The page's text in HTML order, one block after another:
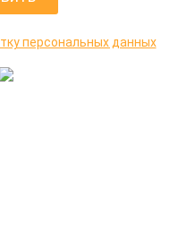
персональных данных